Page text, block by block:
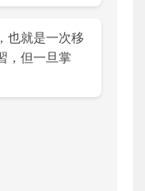
也就是一次移
，但一旦掌